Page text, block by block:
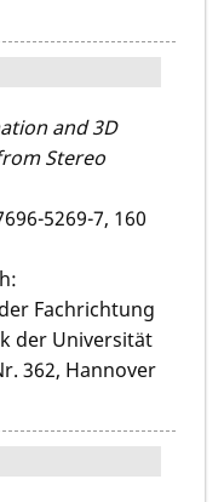
and 3D
Stereo
5269-7, 160
Fachrichtung
der Universität
362, Hannover